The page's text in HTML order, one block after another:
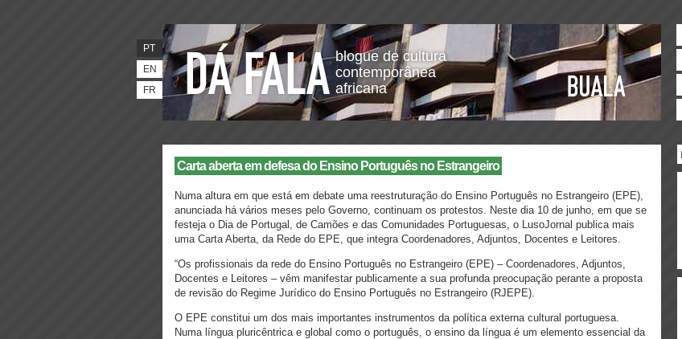
blogue de cultura
contemporânea
africana
PT
EN
FR
Carta aberta em defesa do Ensino Português no Estrangeiro
Numa altura em que está em debate uma reestruturação do Ensino Português no Estrangeiro (EPE),
anunciada há vários meses pelo Governo, continuam os protestos. Neste dia 10 de junho, em que se
festeja o Dia de Portugal, de Camões e das Comunidades Portuguesas, o LusoJornal publica mais
uma Carta Aberta, da Rede do EPE, que integra Coordenadores, Adjuntos, Docentes e Leitores.
“Os profissionais da rede do Ensino Português no Estrangeiro (EPE) – Coordenadores, Adjuntos,
Docentes e Leitores – vêm manifestar publicamente a sua profunda preocupação perante a proposta
de revisão do Regime Jurídico do Ensino Português no Estrangeiro (RJEPE).
O EPE constitui um dos mais importantes instrumentos da política externa cultural portuguesa.
Numa língua pluricêntrica e global como o português, o ensino da língua é um elemento essencial da